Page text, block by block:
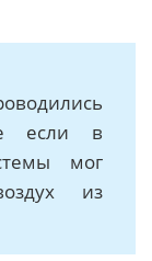
если в
мог
из